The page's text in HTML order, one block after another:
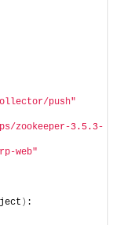
push"
zookeeper-3.5.3-
web"
) :